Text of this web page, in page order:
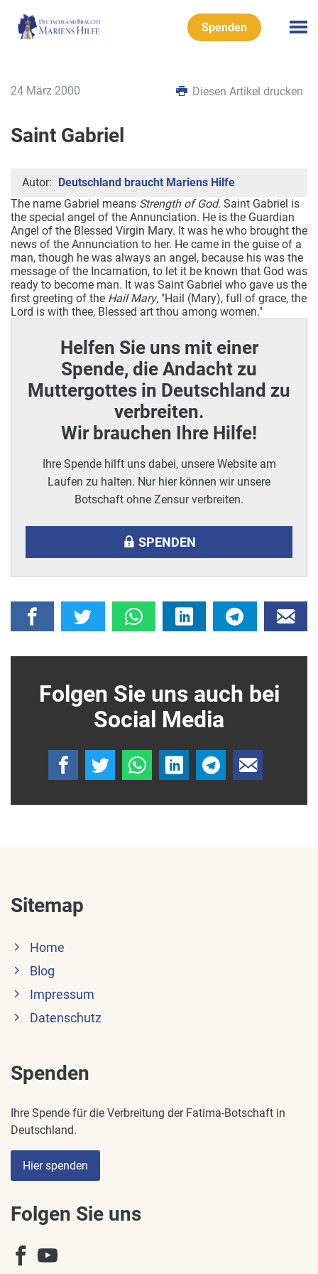
Spenden
24 März 2000 Diesen Artikel drucken
Saint Gabriel
Autor: Deutschland braucht Mariens Hilfe
The name Gabriel means Strength of God. Saint Gabriel is
the special angel of the Annunciation. He is the Guardian
Angel of the Blessed Virgin Mary. It was he who brought the
news of the Annunciation to her. He came in the guise of a
man, though he was always an angel, because his was the
message of the Incarnation, to let it be known that God was
ready to become man. It was Saint Gabriel who gave us the
first greeting of the Hail Mary, "Hail (Mary), full of grace, the
Lord is with thee, Blessed art thou among women."
Helfen Sie uns mit einer
Spende, die Andacht zu
Muttergottes in Deutschland zu
verbreiten.
Wir brauchen Ihre Hilfe!
Ihre Spende hilft uns dabei, unsere Website am
Laufen zu halten. Nur hier können wir unsere
Botschaft ohne Zensur verbreiten.
SPENDEN
Folgen Sie uns auch bei
Social Media
Sitemap
Home
Blog
Impressum
Datenschutz
Spenden
Ihre Spende für die Verbreitung der Fatima-Botschaft in
Deutschland.
Hier spenden
Folgen Sie uns